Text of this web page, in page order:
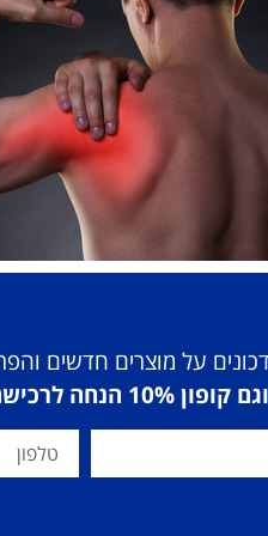
על מוצרים חדשים
וגם קופון 10% הנחה לרכישה ראשונה!